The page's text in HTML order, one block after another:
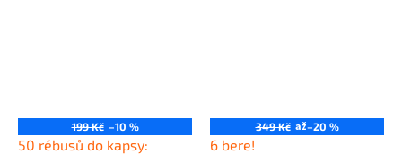
199 Kč –10 %
50 rébusů do kapsy:
349 Kč až–20 %
6 bere!